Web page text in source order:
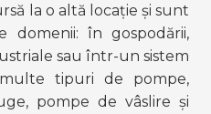
la o altă locație și sunt
domenii: în gospodării,
sau într-un sistem
tipuri de pompe,
pompe de vâslire și